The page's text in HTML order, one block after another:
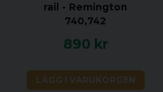
rail - Remington
740,742
890 kr
LÄGG I VARUKORGEN